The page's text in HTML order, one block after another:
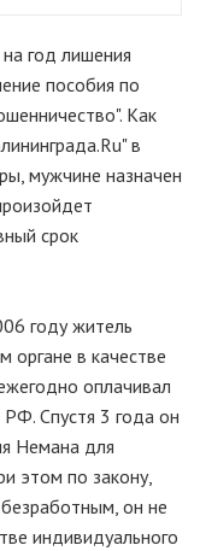
год лишения
пособия по
Как
в
мужчине назначен
срок
году житель
органе в качестве
оплачивал
Спустя 3 года он
Немана для
этом по закону,
он не
индивидуального